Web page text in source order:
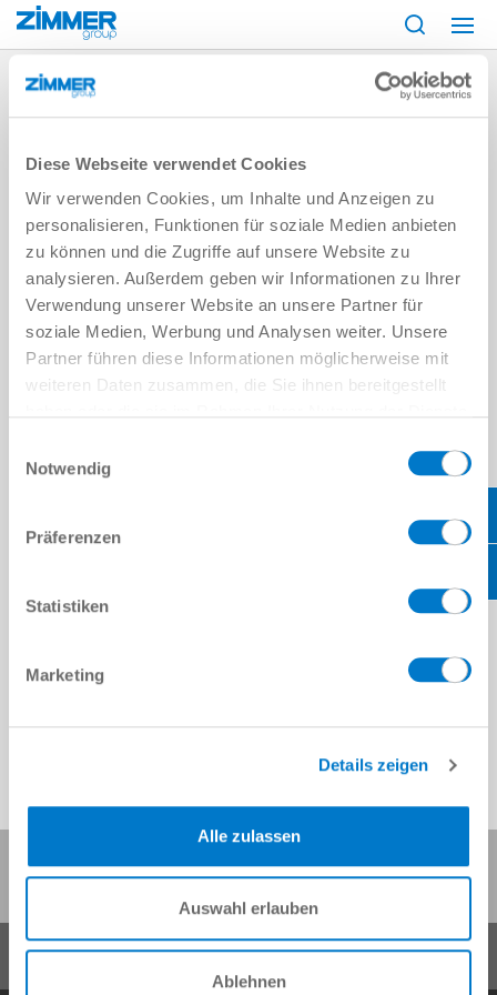
Diese Webseite verwendet Cookies
Wir verwenden Cookies, um Inhalte und Anzeigen zu
personalisieren, Funktionen für soziale Medien anbieten
zu können und die Zugriffe auf unsere Website zu
analysieren. Außerdem geben wir Informationen zu Ihrer
Verwendung unserer Website an unsere Partner für
soziale Medien, Werbung und Analysen weiter. Unsere
Partner führen diese Informationen möglicherweise mit
weiteren Daten zusammen, die Sie ihnen bereitgestellt
Notwendig
Präferenzen
Statistiken
Marketing
Details zeigen
Alle zulassen
Auswahl erlauben
Ablehnen
Inicio Servicio y contacto